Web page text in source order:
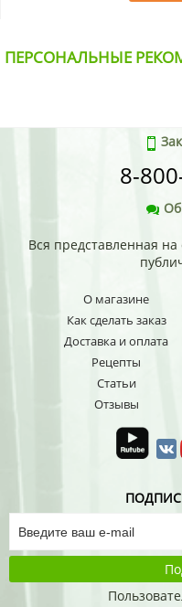
ПЕРСОНАЛЬНЫЕ
8-
Вся представленная
О магазине
Как сделать заказ
Доставка и оплата
Рецепты
Статьи
Отзывы